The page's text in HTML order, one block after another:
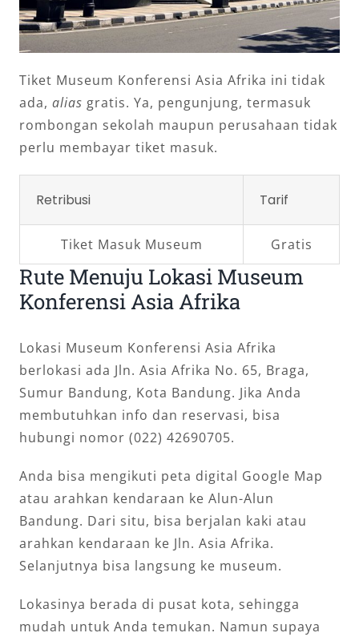
Tiket Museum Konferensi Asia Afrika ini tidak
ada, alias gratis. Ya, pengunjung, termasuk
rombongan sekolah maupun perusahaan tidak
perlu membayar tiket masuk.
Retribusi Tarif
Tiket Masuk Museum Gratis
Rute Menuju Lokasi Museum
Konferensi Asia Afrika
Lokasi Museum Konferensi Asia Afrika
berlokasi ada Jln. Asia Afrika No. 65, Braga,
Sumur Bandung, Kota Bandung. Jika Anda
membutuhkan info dan reservasi, bisa
hubungi nomor (022) 42690705.
Anda bisa mengikuti peta digital Google Map
atau arahkan kendaraan ke Alun-Alun
Bandung. Dari situ, bisa berjalan kaki atau
arahkan kendaraan ke Jln. Asia Afrika.
Selanjutnya bisa langsung ke museum.
Lokasinya berada di pusat kota, sehingga
mudah untuk Anda temukan. Namun supaya